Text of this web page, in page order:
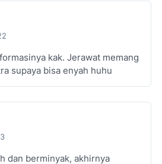
kak. Jerawat memang
supaya bisa enyah huhu
dan berminyak, akhirnya